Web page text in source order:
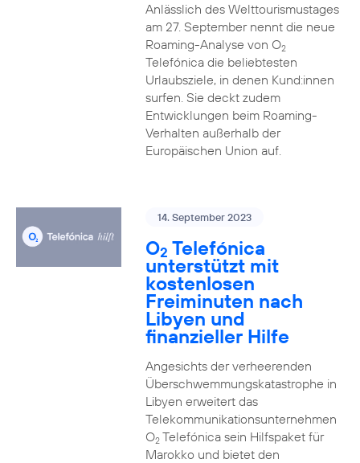
Anlässlich des Welttourismustages
am 27. September nennt die neue
Roaming-Analyse von O2
Telefónica die beliebtesten
Urlaubsziele, in denen Kund:innen
surfen. Sie deckt zudem
Entwicklungen beim Roaming-
Verhalten außerhalb der
Europäischen Union auf.
14. September 2023
O2 Telefónica
unterstützt mit
kostenlosen
Freiminuten nach
Libyen und
finanzieller Hilfe
Angesichts der verheerenden
Überschwemmungskatastrophe in
Libyen erweitert das
Telekommunikationsunternehmen
O2Telefónica sein Hilfspaket für
Marokko und bietet den